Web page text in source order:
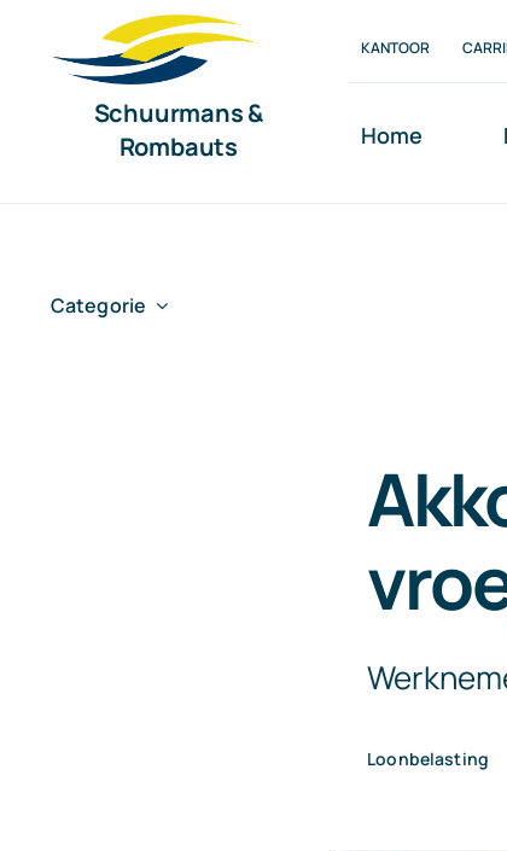
Schuurmans &
Rombauts
KANTOOR
Home
Categorie
Loonbelasting